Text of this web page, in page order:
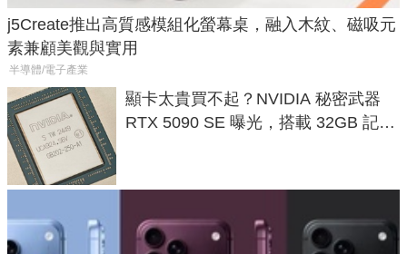
j5Create推出高質感模組化螢幕桌，融入木紋、磁吸元
素兼顧美觀與實用
半導體/電子產業
顯卡太貴買不起？NVIDIA 秘密武器
RTX 5090 SE 曝光，搭載 32GB 記憶